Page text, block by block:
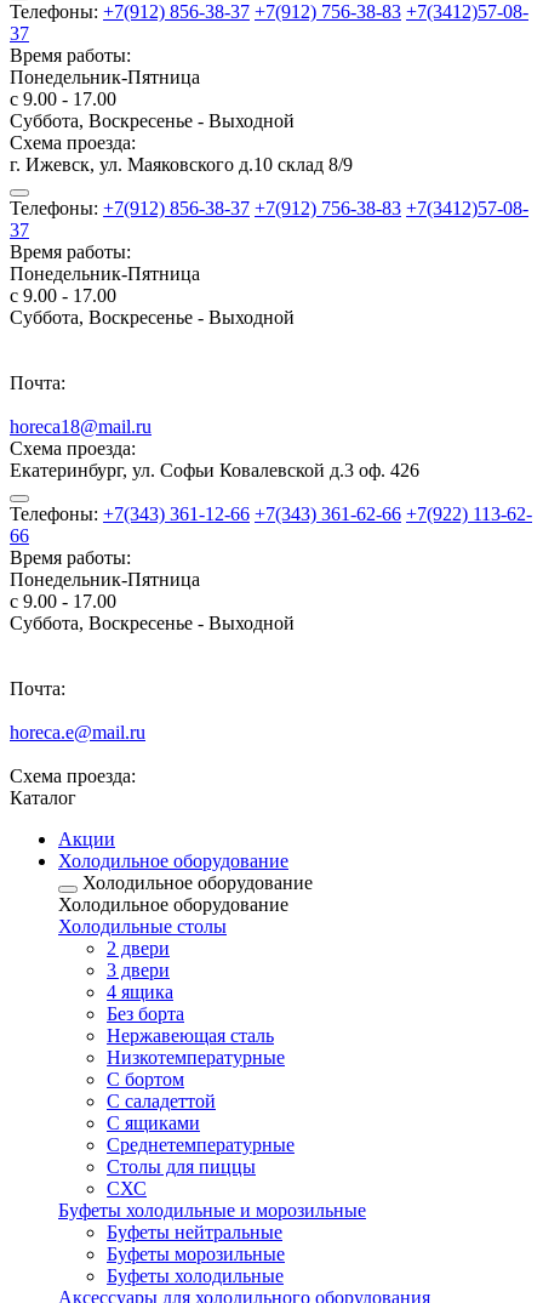
Телефоны: +7(912) 856-38-37 +7(912) 756-38-83 +7(3412)57-08-
37
Время работы:
Понедельник-Пятница
с 9.00 - 17.00
Суббота, Воскресенье - Выходной
Схема проезда:
г. Ижевск, ул. Маяковского д.10 склад 8/9
Телефоны: +7(912) 856-38-37 +7(912) 756-38-83 +7(3412)57-08-
37
Время работы:
Понедельник-Пятница
с 9.00 - 17.00
Суббота, Воскресенье - Выходной
Почта:
horeca18@mail.ru
Схема проезда:
Екатеринбург, ул. Софьи Ковалевской д.3 оф. 426
Телефоны: +7(343) 361-12-66 +7(343) 361-62-66 +7(922) 113-62-
66
Время работы:
Понедельник-Пятница
с 9.00 - 17.00
Суббота, Воскресенье - Выходной
Почта:
horeca.e@mail.ru
Схема проезда:
Каталог
Акции
Холодильное оборудование
Холодильное оборудование
Холодильное оборудование
Холодильные столы
2 двери
3 двери
4 ящика
Без борта
Нержавеющая сталь
Низкотемпературные
С бортом
С саладеттой
С ящиками
Среднетемпературные
Столы для пиццы
СХС
Буфеты холодильные и морозильные
Буфеты нейтральные
Буфеты морозильные
Буфеты холодильные
Аксессуары для холодильного оборудования